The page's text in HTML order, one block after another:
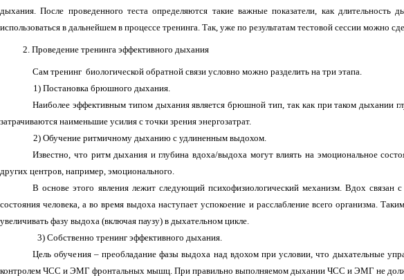
дыхания. После проведенного теста определяются такие важные показатели, как
использоваться в дальнейшем в процессе тренинга. Так, уже по результатам тестовой сессии
2. Проведение тренинга эффективного дыхания
Сам тренинг биологической обратной связи условно можно разделить на три этапа.
1) Постановка брюшного дыхания.
Наиболее эффективным типом дыхания является брюшной тип, так как при таком дыхании
затрачиваются наименьшие усилия с точки зрения энергозатрат.
2) Обучение ритмичному дыханию с удлиненным выдохом.
Известно, что ритм дыхания и глубина вдоха/выдоха могут влиять на эмоциональное
других центров, например, эмоционального.
В основе этого явления лежит следующий психофизиологический механизм. Вдох
состояния человека, а во время выдоха наступает успокоение и расслабление всего организма.
увеличивать фазу выдоха (включая паузу) в дыхательном цикле.
3) Собственно тренинг эффективного дыхания.
Цель обучения – преобладание фазы выдоха над вдохом при условии, что дыхательные
контролем ЧСС и ЭМГ фронтальных мышц. При правильно выполняемом дыхании ЧСС и ЭМГ не